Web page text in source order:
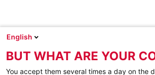
English
BUT WHAT ARE YOUR
You accept them several times a day on the